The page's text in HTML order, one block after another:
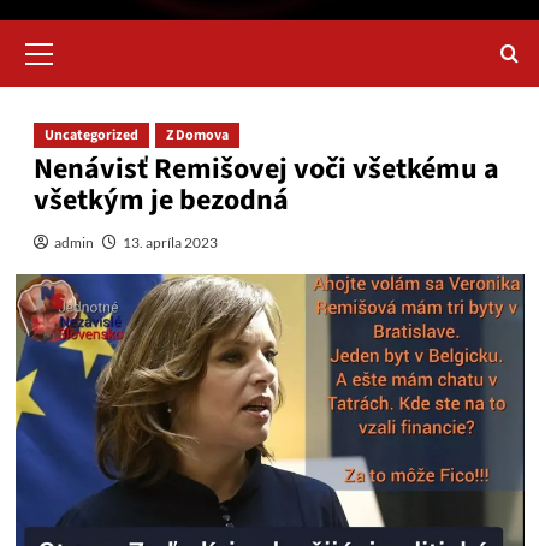
Menu
Uncategorized Z Domova
Nenávisť Remišovej voči všetkému a
všetkým je bezodná
admin 13. apríla 2023